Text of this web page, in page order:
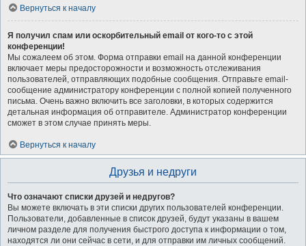
Вернуться к началу
Я получил спам или оскорбительный email от кого-то с этой
конференции!
Мы сожалеем об этом. Форма отправки email на данной конференции
включает меры предосторожности и возможность отслеживания
пользователей, отправляющих подобные сообщения. Отправьте email-
сообщение администратору конференции с полной копией полученного
письма. Очень важно включить все заголовки, в которых содержится
детальная информация об отправителе. Администратор конференции
сможет в этом случае принять меры.
Вернуться к началу
Друзья и недруги
Что означают списки друзей и недругов?
Вы можете включать в эти списки других пользователей конференции.
Пользователи, добавленные в список друзей, будут указаны в вашем
личном разделе для получения быстрого доступа к информации о том,
находятся ли они сейчас в сети, и для отправки им личных сообщений.